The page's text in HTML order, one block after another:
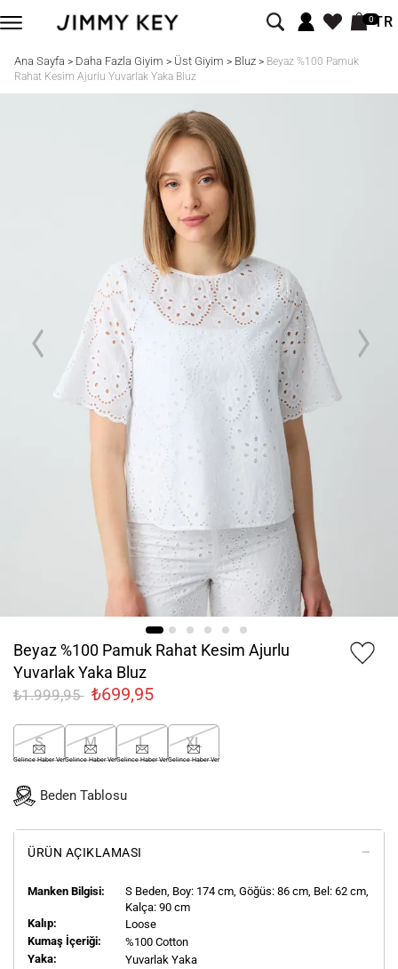
0TR
Ana Sayfa > Daha Fazla Giyim > Üst Giyim > Bluz> Beyaz %100 Pamuk
Rahat Kesim Ajurlu Yuvarlak Yaka Bluz
Beyaz %100 Pamuk Rahat Kesim Ajurlu
Yuvarlak Yaka Bluz
₺1.999,95 ₺699,95
S
Gelince Haber Ver
M
Gelince Haber Ver
L
Gelince Haber Ver
XL
Gelince Haber Ver
Beden Tablosu
ÜRÜN AÇIKLAMASI
Manken Bilgisi: S Beden, Boy: 174 cm, Göğüs: 86 cm, Bel: 62 cm,
Kalça: 90 cm
Kalıp:
Loose
Kumaş İçeriği:
%100 Cotton
Yaka:
Yuvarlak Yaka